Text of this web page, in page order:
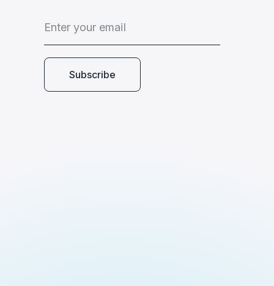
Enter your email
Subscribe